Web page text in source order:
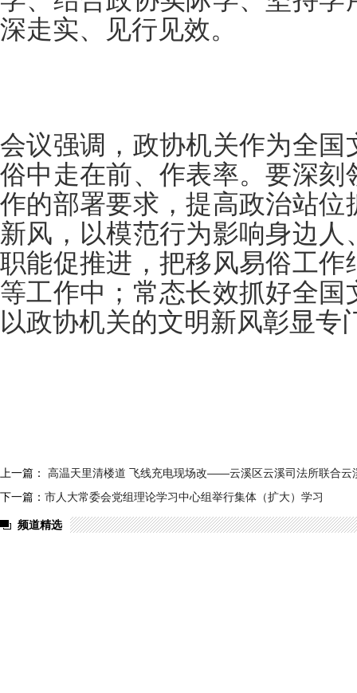
深走实、见行见效。
会议强调，政协机关作为全
俗中走在前、作表率。要深
作的部署要求，提高政治站
新风，以模范行为影响身边
职能促推进，把移风易俗工
等工作中；常态长效抓好全
以政协机关的文明新风彰显专
上一篇： 高温天里清楼道 飞线充电现场改——云溪区云溪司法所联合云
下一篇： 市人大常委会党组理论学习中心组举行集体（扩大）学习
频道精选